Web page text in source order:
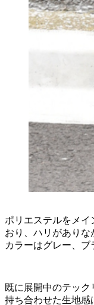
ポリエステルをメイ
おり、ハリがありな
カラーはグレー、ブ
既に展開中のテッ
持ち合わせた生地感